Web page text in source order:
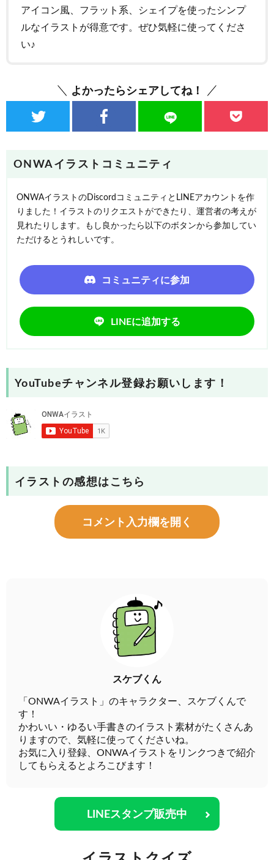
アイコン風、フラット系、シェイプを使ったシンプ
ルなイラストが得意です。ぜひ気軽に使ってくださ
い♪
よかったらシェアしてね！
ONWAイラストコミュニティ
ONWAイラストのDiscordコミュニティとLINEアカウントを作
りました！イラストのリクエストができたり、運営者の考えが
見れたりします。もし良かったら以下のボタンから参加してい
ただけるとうれしいです。
コミュニティに参加
LINEに追加する
YouTubeチャンネル登録お願いします！
イラストの感想はこちら
コメント入力欄を開く
スケブくん
「ONWAイラスト」のキャラクター、スケブくんで
す！
かわいい・ゆるい手書きのイラスト素材がたくさんあ
りますので、気軽に使ってくださいね。
お気に入り登録、ONWAイラストをリンクつきで紹介
してもらえるとよろこびます！
LINEスタンプ販売中